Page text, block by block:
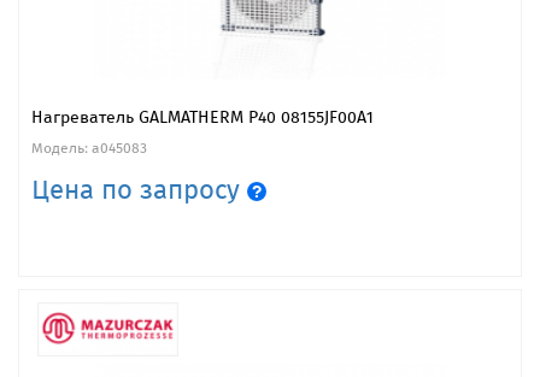
Нагреватель GALMATHERM P40 08155JF00A1
Модель: a045083
Цена по запросу